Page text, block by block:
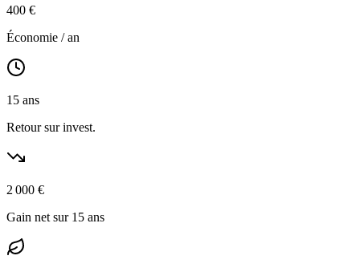
400 €
Économie / an
15 ans
Retour sur invest.
2 000 €
Gain net sur 15 ans